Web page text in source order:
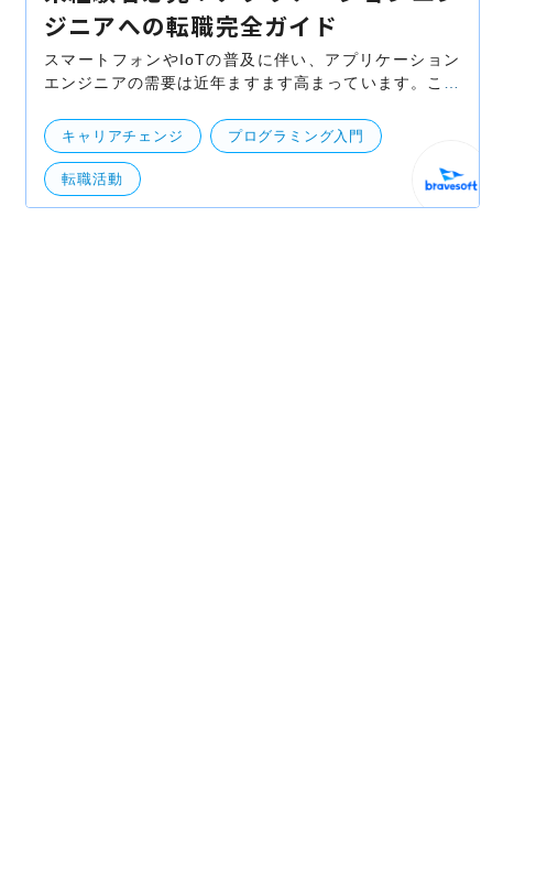
ジニアへの転職完全ガイド
スマートフォンやIoTの普及に伴い、アプリケーション
エンジニアの需要は近年ますます高まっています。この
かと疑問に感じる方もいるでしょう。まずはアプリケー
キャリアチェンジ プログラミング入門
転職活動